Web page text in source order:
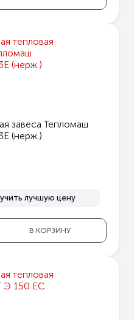
завеса Тепломаш
(нерж.)
лучшую цену
В КОРЗИНУ